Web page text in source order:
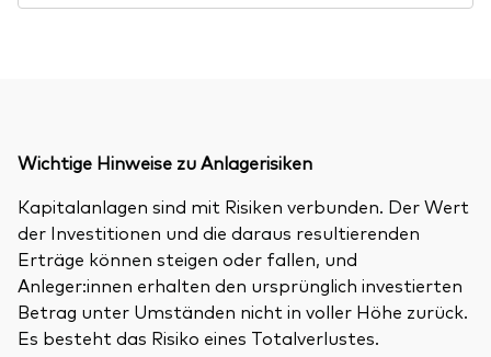
Wichtige Hinweise zu Anlagerisiken
Kapitalanlagen sind mit Risiken verbunden. Der Wert
der Investitionen und die daraus resultierenden
Erträge können steigen oder fallen, und
Anleger:innen erhalten den ursprünglich investierten
Betrag unter Umständen nicht in voller Höhe zurück.
Es besteht das Risiko eines Totalverlustes.